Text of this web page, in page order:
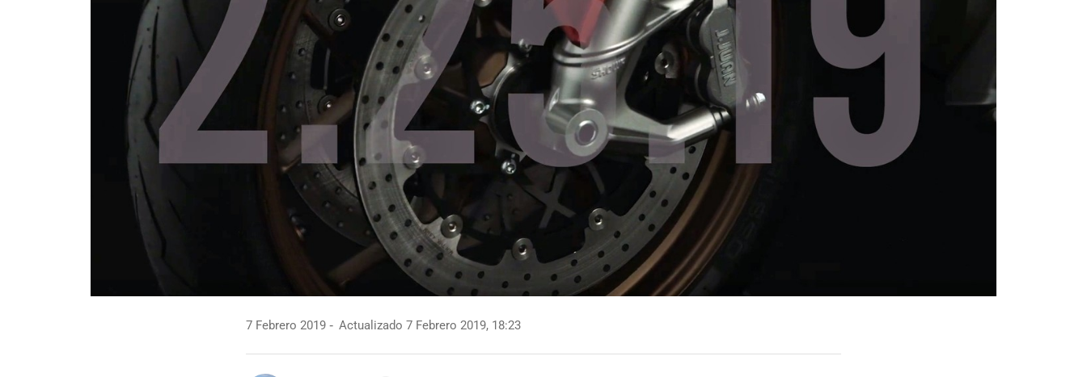
7 Febrero 2019 Actualizado 7 Febrero 2019, 18:23